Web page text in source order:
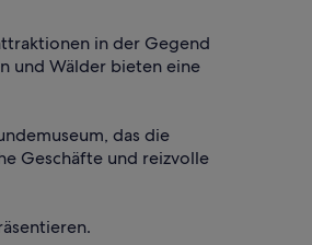
in der Gegend
und Wälder bieten eine
das die
Geschäfte und reizvolle